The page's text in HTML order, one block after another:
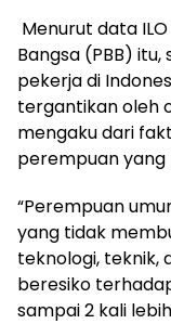
Menurut data
Bangsa (PBB)
pekerja di
tergantikan oleh
mengaku dari
perempuan
“Perempuan
yang tidak
teknologi, teknik,
beresiko
sampai 2 kali